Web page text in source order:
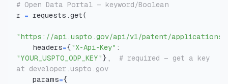
# Open Data Portal — keyword/Boolean
r = requests .get(
"https://api.uspto.gov/api/v1/patent/applications/
    headers
={ "X-Api-Key" :
"YOUR_USPTO_ODP_KEY" } ,
# required — get a key
at developer.uspto.gov
    params
={